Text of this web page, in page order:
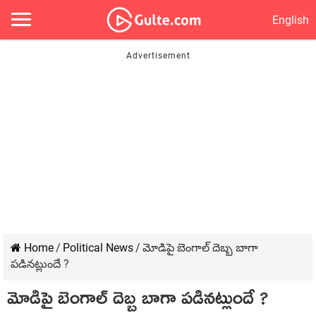
English
Home/ Political News/ మోడిపై బెంగాల్ దెబ్బ బాగా
పడినట్లుందే ?
మోడిపై బెంగాల్ దెబ్బ బాగా పడినట్లుందే ?